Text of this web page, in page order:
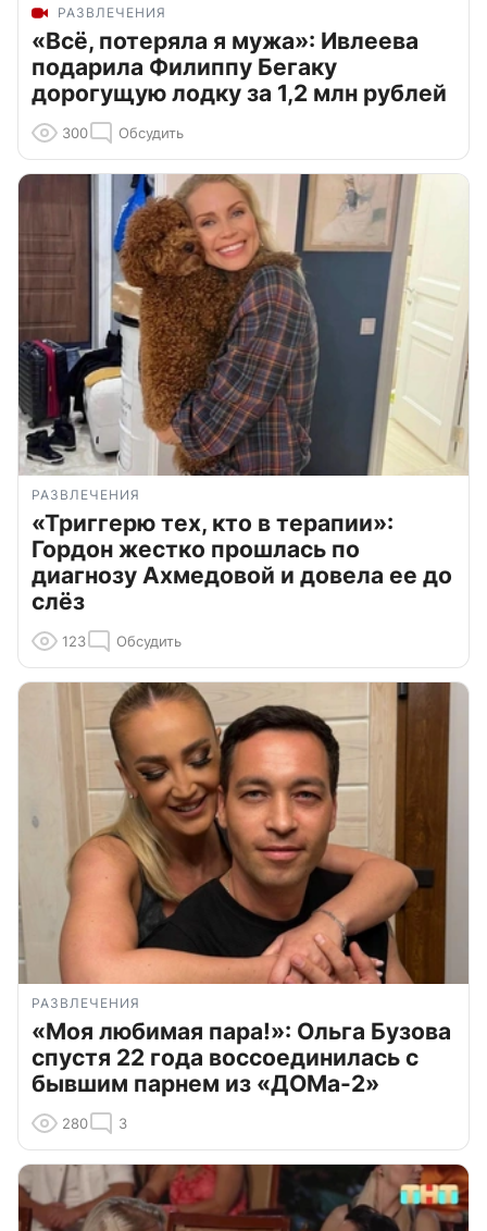
РАЗВЛЕЧЕНИЯ
«Всё, потеряла я мужа»: Ивлеева
подарила Филиппу Бегаку
дорогущую лодку за 1,2 млн рублей
300 Обсудить
РАЗВЛЕЧЕНИЯ
«Триггерю тех, кто в терапии»:
Гордон жестко прошлась по
диагнозу Ахмедовой и довела ее до
слёз
123 Обсудить
РАЗВЛЕЧЕНИЯ
«Моя любимая пара!»: Ольга Бузова
спустя 22 года воссоединилась с
бывшим парнем из «ДОМа-2»
280 3